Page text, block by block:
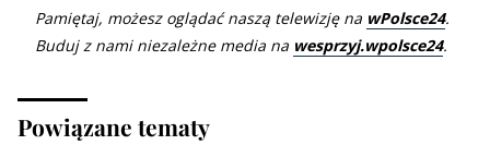
Pamiętaj, możesz oglądać naszą telewizję na wPolsce24.
Buduj z nami niezależne media na wesprzyj.wpolsce24.
Powiązane tematy